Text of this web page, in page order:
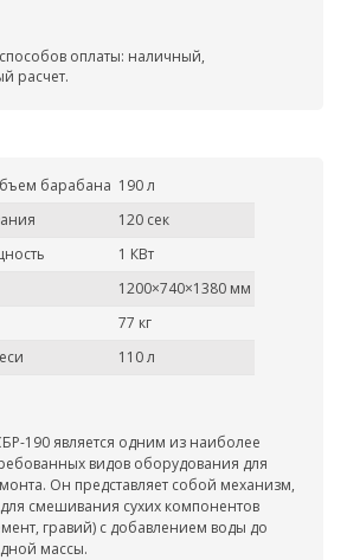
оплаты: наличный,
расчет.
барабана 190 л
120 сек
1 КВт
1200×740×1380 мм
77 кг
110 л
190 является одним из наиболее
видов оборудования для
Он представляет собой механизм,
смешивания сухих компонентов
гравий) с добавлением воды до
массы.